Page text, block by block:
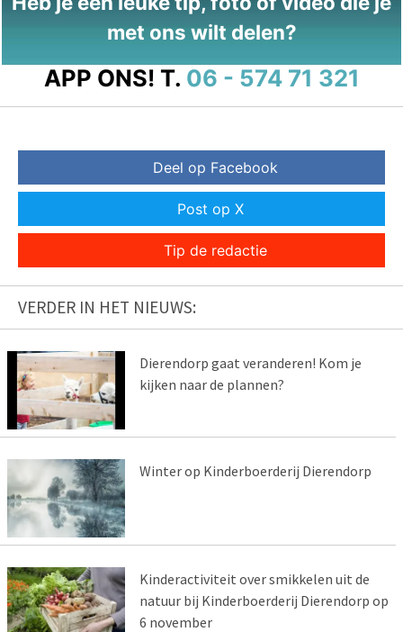
met ons wilt delen?
APP ONS! T. 06 - 574 71 321
Deel op Facebook
Post op X
Tip de redactie
VERDER IN HET NIEUWS:
Dierendorp gaat veranderen! Kom je
kijken naar de plannen?
Winter op Kinderboerderij Dierendorp
Kinderactiviteit over smikkelen uit de
natuur bij Kinderboerderij Dierendorp op
6 november